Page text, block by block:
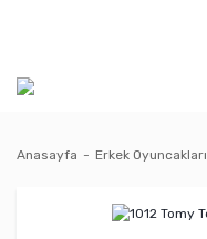
Anasayfa Erkek Oyuncakları